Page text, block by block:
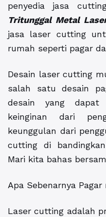
penyedia jasa
Tritunggal Metal
jasa laser cutting
rumah seperti pagar
Desain laser cutting
salah satu desain
desain yang dapat
keinginan dari
keunggulan dari
cutting di
Mari kita bahas
Apa Sebenarnya
Laser cutting adalah